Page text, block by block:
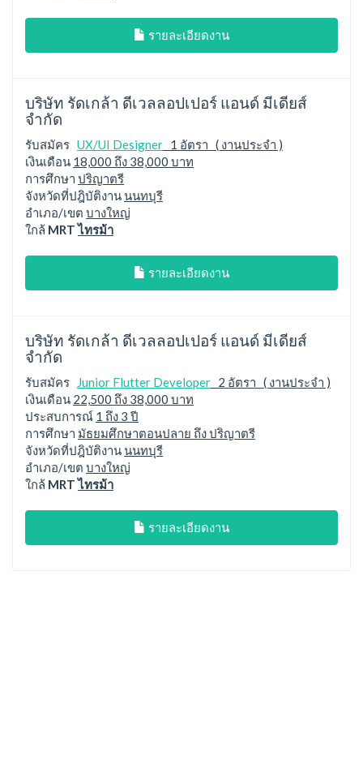
รายละเอียดงาน
บริษัท รัดเกล้า ดีเวลลอปเปอร์ แอนด์ มีเดียส์
จำกัด
รับสมัคร UX/UI Designer 1 อัตรา ( งานประจำ )
เงินเดือน 18,000 ถึง 38,000 บาท
การศึกษา ปริญาตรี
จังหวัดที่ปฎิบัติงานนนทบุรี
อำเภอ/เขต บางใหญ่
ใกล้ MRTไทรม้า
รายละเอียดงาน
บริษัท รัดเกล้า ดีเวลลอปเปอร์ แอนด์ มีเดียส์
จำกัด
รับสมัคร Junior Flutter Developer 2 อัตรา ( งานประจำ )
เงินเดือน 22,500 ถึง 38,000 บาท
ประสบการณ์ 1 ถึง 3 ปี
การศึกษา มัธยมศึกษาตอนปลาย ถึง ปริญาตรี
จังหวัดที่ปฎิบัติงานนนทบุรี
อำเภอ/เขต บางใหญ่
ใกล้ MRTไทรม้า
รายละเอียดงาน